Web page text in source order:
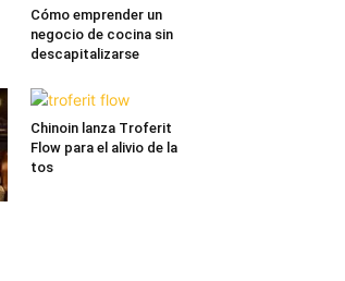
Cómo emprender un
negocio de cocina sin
descapitalizarse
Chinoin lanza Troferit
Flow para el alivio de la
tos